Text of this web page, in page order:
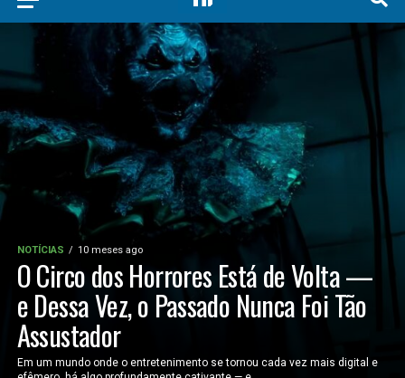
NOTÍCIAS 10 meses ago
O Circo dos Horrores Está de Volta —
e Dessa Vez, o Passado Nunca Foi Tão
Assustador
Em um mundo onde o entretenimento se tornou cada vez mais digital e